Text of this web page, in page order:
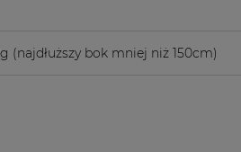
(najdłuższy bok mniej niż 150cm)